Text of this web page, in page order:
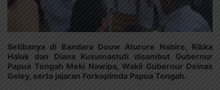
Setibanya di Bandara Douw Aturure Nabire, Ribka
Haluk dan Diana Kusumastuti disambut Gubernur
Papua Tengah Meki Nawipa, Wakil Gubernur Deinas
Geley, serta jajaran Forkopimda Papua Tengah.